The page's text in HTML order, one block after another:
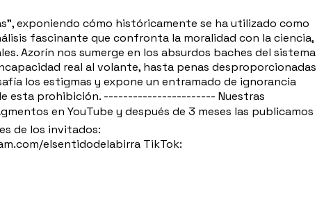
exponiendo cómo históricamente se ha utilizado como
fascinante que confronta la moralidad con la ciencia,
Azorín nos sumerge en los absurdos baches del sistema
real al volante, hasta penas desproporcionadas
los estigmas y expone un entramado de ignorancia
esta prohibición. ----------------------- Nuestras
en YouTube y después de 3 meses las publicamos
de los invitados:
elsentidodelabirra TikTok: